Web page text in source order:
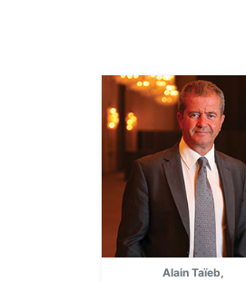
Alain Taïeb,